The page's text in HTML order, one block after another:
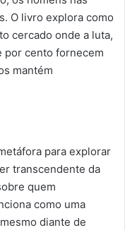
O livro explora como
cercado onde a luta,
por cento fornecem
mantém
para explorar
transcendente da
quem
como uma
diante de